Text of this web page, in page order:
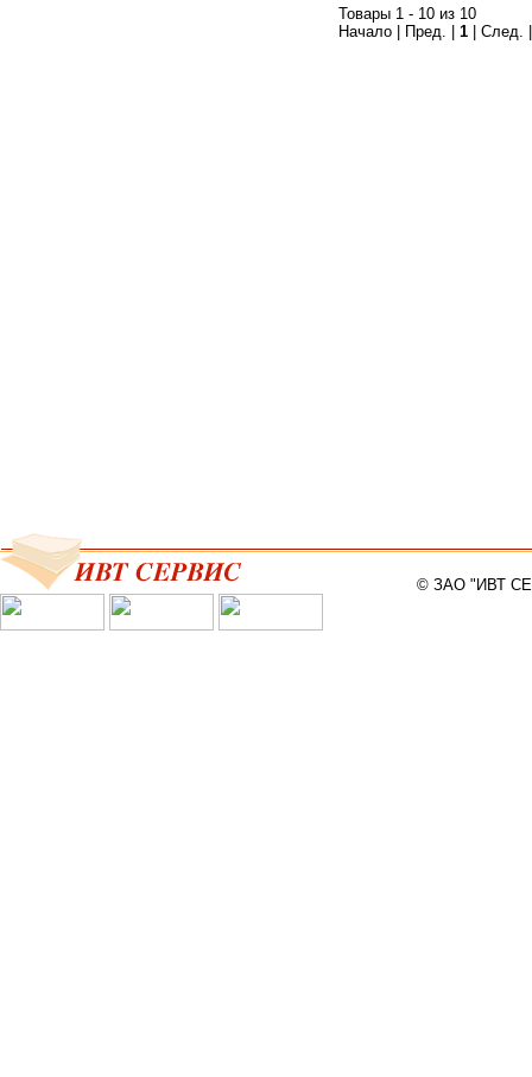
Товары 1 - 10 из 10
Начало | Пред. | 1 | След.
© ЗАО "ИВТ